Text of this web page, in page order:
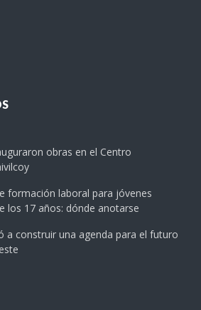
obras en el Centro
formación laboral para jóvenes
los 17 años: dónde anotarse
a construir una agenda para el futuro